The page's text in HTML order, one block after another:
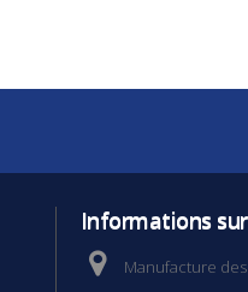
Informations
Manufacture